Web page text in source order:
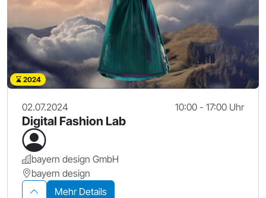
2024
02.07.2024 10:00 - 17:00 Uhr
Digital Fashion Lab
bayern design GmbH
bayern design
Mehr Details